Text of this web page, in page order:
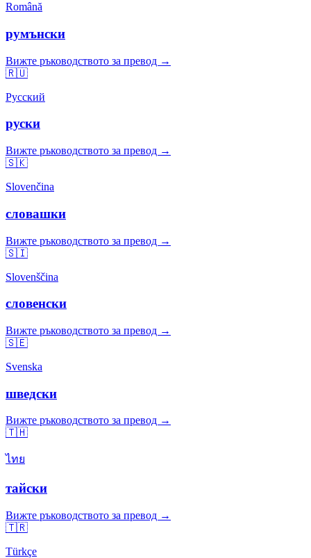
Română
румънски
Вижте ръководството за превод →
🇷🇺
Русский
руски
Вижте ръководството за превод →
🇸🇰
Slovenčina
словашки
Вижте ръководството за превод →
🇸🇮
Slovenščina
словенски
Вижте ръководството за превод →
🇸🇪
Svenska
шведски
Вижте ръководството за превод →
🇹🇭
ไทย
тайски
Вижте ръководството за превод →
🇹🇷
Türkçe